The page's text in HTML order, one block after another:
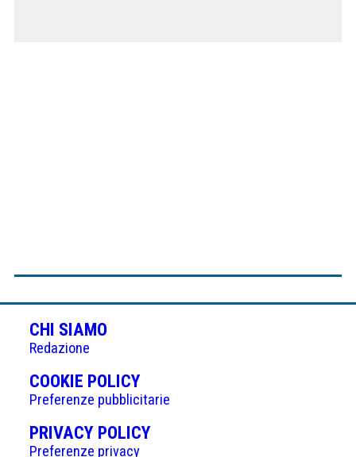
CHI SIAMO
Redazione
COOKIE POLICY(APRE
IN
UNA
NUOVA
Preferenze pubblicitarie
PRIVACY POLICY(APRE
Preferenze privacy